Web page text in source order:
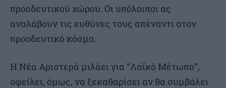
προοδευτικού χώρου. Οι υπόλοιποι ας
αναλάβουν τις ευθύνες τους απέναντι στον
προοδευτικό κόσμο.
Η Νέα Αριστερά μιλάει για “Λαϊκό Μέτωπο”,
οφείλει, όμως, να ξεκαθαρίσει αν θα συμβάλει